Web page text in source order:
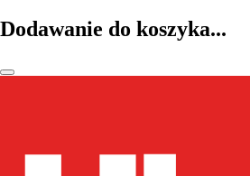
Dodawanie do koszyka...